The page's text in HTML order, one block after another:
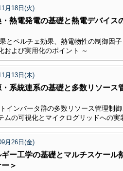
月18日(火)
熱電発電の基礎と熱電デバイ
とペルチェ効果、熱電物性の制御因
および実用化のポイント ～
月13日(木)
・系統連系の基礎と多数リソー
インバータ群の多数リソース管理制
ムの可視化とマイクログリッドへの実
月26日(金)
ー工学の基礎とマルチスケー
＞